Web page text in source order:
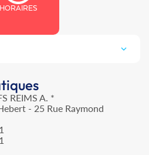
HORAIRES
REIMS A. *
- 25 Rue Raymond